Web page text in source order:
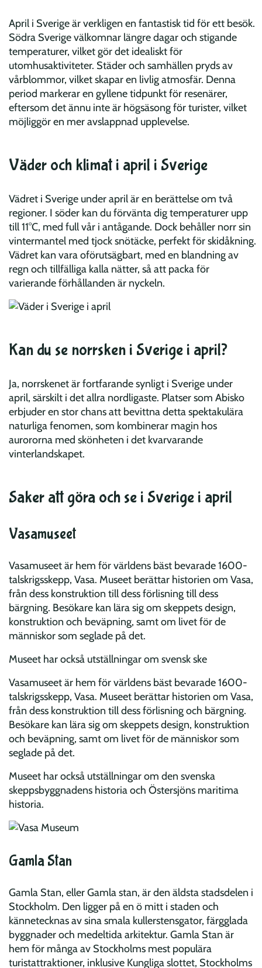
April i Sverige är verkligen en fantastisk tid för ett besök.
Södra Sverige välkomnar längre dagar och stigande
temperaturer, vilket gör det idealiskt för
utomhusaktiviteter. Städer och samhällen pryds av
vårblommor, vilket skapar en livlig atmosfär. Denna
period markerar en gyllene tidpunkt för resenärer,
eftersom det ännu inte är högsäsong för turister, vilket
möjliggör en mer avslappnad upplevelse.
Väder och klimat i april i Sverige
Vädret i Sverige under april är en berättelse om två
regioner. I söder kan du förvänta dig temperaturer upp
till 11°C, med full vår i antågande. Dock behåller norr sin
vintermantel med tjock snötäcke, perfekt för skidåkning.
Vädret kan vara oförutsägbart, med en blandning av
regn och tillfälliga kalla nätter, så att packa för
varierande förhållanden är nyckeln.
Kan du se norrsken i Sverige i april?
Ja, norrskenet är fortfarande synligt i Sverige under
april, särskilt i det allra nordligaste. Platser som Abisko
erbjuder en stor chans att bevittna detta spektakulära
naturliga fenomen, som kombinerar magin hos
aurororna med skönheten i det kvarvarande
vinterlandskapet.
Saker att göra och se i Sverige i april
Vasamuseet
Vasamuseet är hem för världens bäst bevarade 1600-
talskrigsskepp, Vasa. Museet berättar historien om Vasa,
från dess konstruktion till dess förlisning till dess
bärgning. Besökare kan lära sig om skeppets design,
konstruktion och beväpning, samt om livet för de
människor som seglade på det.
Museet har också utställningar om svensk ske
Vasamuseet är hem för världens bäst bevarade 1600-
talskrigsskepp, Vasa. Museet berättar historien om Vasa,
från dess konstruktion till dess förlisning och bärgning.
Besökare kan lära sig om skeppets design, konstruktion
och beväpning, samt om livet för de människor som
seglade på det.
Museet har också utställningar om den svenska
skeppsbyggnadens historia och Östersjöns maritima
historia.
Gamla Stan
Gamla Stan, eller Gamla stan, är den äldsta stadsdelen i
Stockholm. Den ligger på en ö mitt i staden och
kännetecknas av sina smala kullerstensgator, färgglada
byggnader och medeltida arkitektur. Gamla Stan är
hem för många av Stockholms mest populära
turistattraktioner, inklusive Kungliga slottet, Stockholms